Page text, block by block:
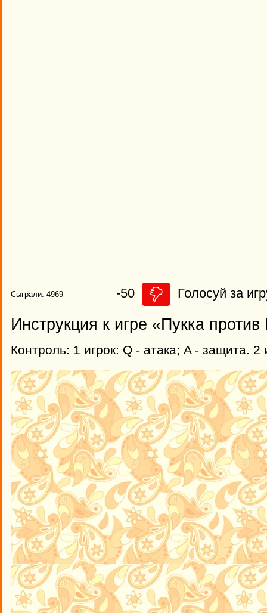
Сыграли: 4969 -50 Голосуй за
Инструкция к игре «Пукка против
Контроль: 1 игрок: Q - атака; A - защита. 2